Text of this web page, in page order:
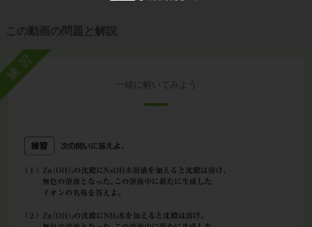
この動画の問題と解説
練習
一緒に解いてみよう